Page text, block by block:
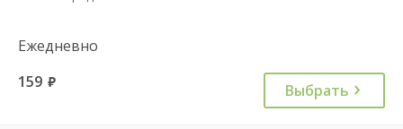
Ежедневно
159 руб. Выбрать